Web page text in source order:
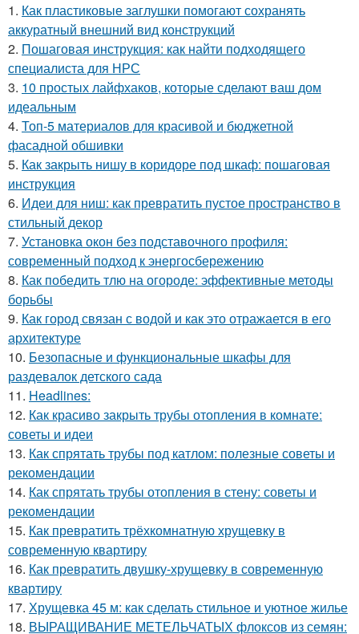
1. Как пластиковые заглушки помогают сохранять
аккуратный внешний вид конструкций
2. Пошаговая инструкция: как найти подходящего
специалиста для НРС
3. 10 простых лайфхаков, которые сделают ваш дом
идеальным
4. Топ-5 материалов для красивой и бюджетной
фасадной обшивки
5. Как закрыть нишу в коридоре под шкаф: пошаговая
инструкция
6. Идеи для ниш: как превратить пустое пространство в
стильный декор
7. Установка окон без подставочного профиля:
современный подход к энергосбережению
8. Как победить тлю на огороде: эффективные методы
борьбы
9. Как город связан с водой и как это отражается в его
архитектуре
10. Безопасные и функциональные шкафы для
раздевалок детского сада
11. Headlines:
12. Как красиво закрыть трубы отопления в комнате:
советы и идеи
13. Как спрятать трубы под катлом: полезные советы и
рекомендации
14. Как спрятать трубы отопления в стену: советы и
рекомендации
15. Как превратить трёхкомнатную хрущевку в
современную квартиру
16. Как превратить двушку-хрущевку в современную
квартиру
17. Хрущевка 45 м: как сделать стильное и уютное жилье
18. ВЫРАЩИВАНИЕ МЕТЕЛЬЧАТЫХ флоксов из семян: